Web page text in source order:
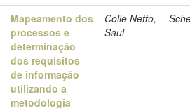
Mapeamento dos
processos e
determinação
dos requisitos
de informação
utilizando a
metodologia
Colle Netto,
Saul